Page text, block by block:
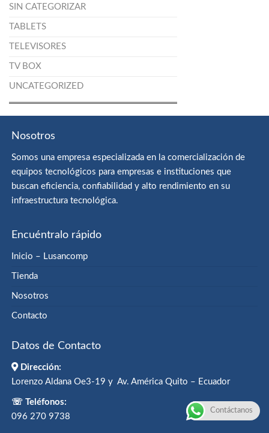
SIN CATEGORIZAR
TABLETS
TELEVISORES
TV BOX
UNCATEGORIZED
Nosotros
Somos una empresa especializada en la comercialización de
equipos tecnológicos para empresas e instituciones que
buscan eficiencia, confiabilidad y alto rendimiento en su
infraestructura tecnológica.
Encuéntralo rápido
Inicio – Lusancomp
Tienda
Nosotros
Contacto
Datos de Contacto
Dirección:
Lorenzo Aldana Oe3-19 y Av. América Quito – Ecuador
☏ Teléfonos:
096 270 9738
Contáctanos